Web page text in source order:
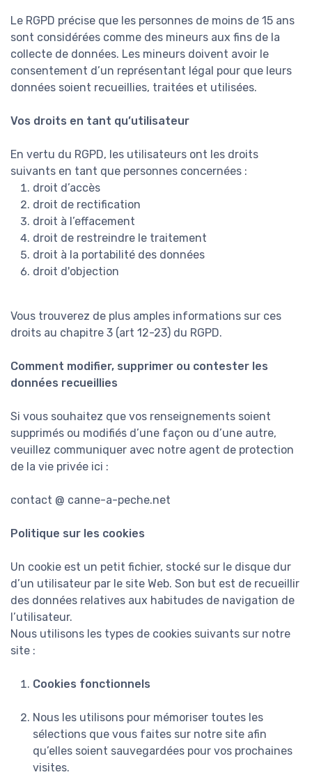
Le RGPD précise que les personnes de moins de 15 ans
sont considérées comme des mineurs aux fins de la
collecte de données. Les mineurs doivent avoir le
consentement d’un représentant légal pour que leurs
données soient recueillies, traitées et utilisées.
Vos droits en tant qu’utilisateur
En vertu du RGPD, les utilisateurs ont les droits
suivants en tant que personnes concernées :
droit d’accès
droit de rectification
droit à l’effacement
droit de restreindre le traitement
droit à la portabilité des données
droit d'objection
Vous trouverez de plus amples informations sur ces
droits au chapitre 3 (art 12-23) du RGPD.
Comment modifier, supprimer ou contester les
données recueillies
Si vous souhaitez que vos renseignements soient
supprimés ou modifiés d’une façon ou d’une autre,
veuillez communiquer avec notre agent de protection
de la vie privée ici :
contact @ canne-a-peche.net
Politique sur les cookies
Un cookie est un petit fichier, stocké sur le disque dur
d’un utilisateur par le site Web. Son but est de recueillir
des données relatives aux habitudes de navigation de
l’utilisateur.
Nous utilisons les types de cookies suivants sur notre
site :
Cookies fonctionnels
Nous les utilisons pour mémoriser toutes les
sélections que vous faites sur notre site afin
qu’elles soient sauvegardées pour vos prochaines
visites.